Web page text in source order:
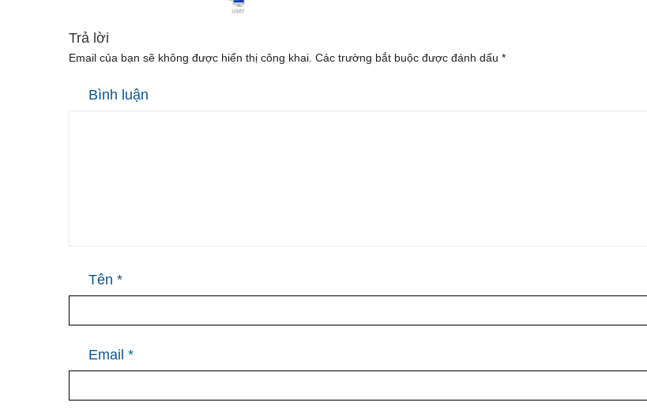
Trả lời
Email của bạn sẽ không được hiển thị công khai. Các trường bắt buộc được đánh dấu *
Bình luận
Tên *
Email *